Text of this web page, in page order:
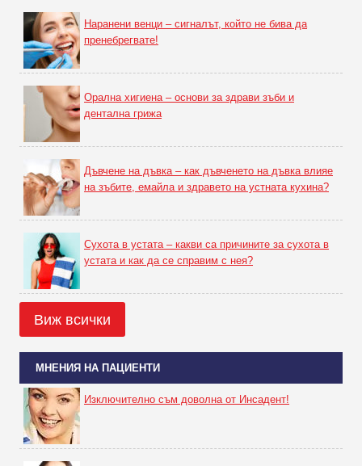
Наранени венци – сигналът, който не бива да
пренебрегвате!
Орална хигиена – основи за здрави зъби и
дентална грижа
Дъвчене на дъвка – как дъвченето на дъвка влияе
на зъбите, емайла и здравето на устната кухина?
Сухота в устата – какви са причините за сухота в
устата и как да се справим с нея?
Виж всички
МНЕНИЯ НА ПАЦИЕНТИ
Изключително съм доволна от Инсадент!